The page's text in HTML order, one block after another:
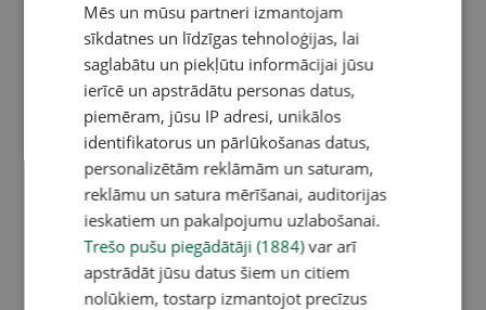
Mēs un mūsu partneri izmantojam
sīkdatnes un līdzīgas tehnoloģijas, lai
saglabātu un piekļūtu informācijai jūsu
ierīcē un apstrādātu personas datus,
piemēram, jūsu IP adresi, unikālos
identifikatorus un pārlūkošanas datus,
personalizētām reklāmām un saturam,
reklāmu un satura mērīšanai, auditorijas
ieskatiem un pakalpojumu uzlabošanai.
Trešo pušu piegādātāji (1884)var arī
apstrādāt jūsu datus šiem un citiem
nolūkiem, tostarp izmantojot precīzus